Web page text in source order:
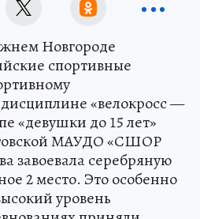
Новгороде
спортивные
«велокросс —
«девушки до 15 лет»
МАУДО «СШОР
завоевала серебряную
2 место. Это особенно
уровень